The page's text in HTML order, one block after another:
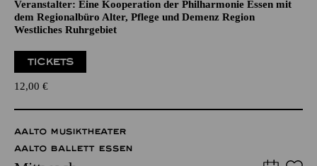
SENIOR*INNEN
dem Regionalbüro Alter, Pflege und Demenz Region
Westliches Ruhrgebiet
12,00€